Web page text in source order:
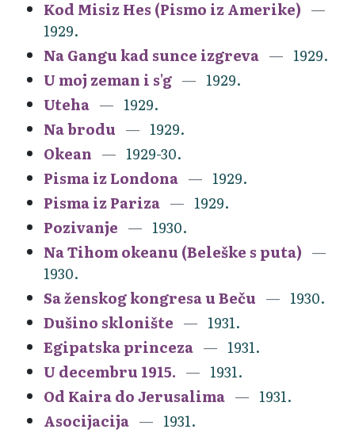
Kod Misiz Hes (Pismo iz Amerike)
1929.
Na Gangu kad sunce izgreva
1929.
U moj zeman i s'g
1929.
Uteha
1929.
Na brodu
1929.
Okean
1929-30.
Pisma iz Londona
1929.
Pisma iz Pariza
1929.
Pozivanje
1930.
Na Tihom okeanu (Beleške s puta)
1930.
Sa ženskog kongresa u Beču
1930.
Dušino sklonište
1931.
Egipatska princeza
1931.
U decembru 1915.
1931.
Od Kaira do Jerusalima
1931.
Asocijacija
1931.